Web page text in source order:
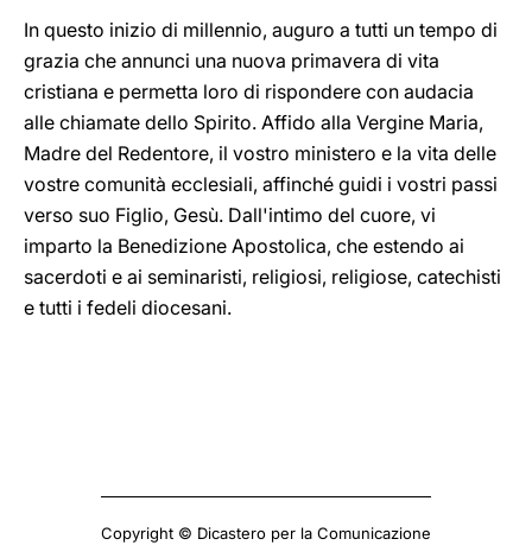
In questo inizio di millennio, auguro a tutti un tempo di
grazia che annunci una nuova primavera di vita
cristiana e permetta loro di rispondere con audacia
alle chiamate dello Spirito. Affido alla Vergine Maria,
Madre del Redentore, il vostro ministero e la vita delle
vostre comunità ecclesiali, affinché guidi i vostri passi
verso suo Figlio, Gesù. Dall'intimo del cuore, vi
imparto la Benedizione Apostolica, che estendo ai
sacerdoti e ai seminaristi, religiosi, religiose, catechisti
e tutti i fedeli diocesani.
Copyright © Dicastero per la Comunicazione